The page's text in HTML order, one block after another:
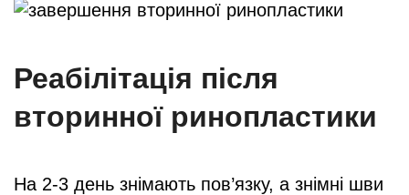
Реабілітація після
вторинної ринопластики
На 2-3 день знімають пов’язку, а знімні шви